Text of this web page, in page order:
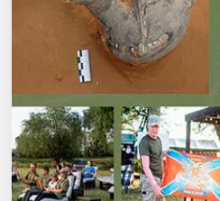
Рейтинги